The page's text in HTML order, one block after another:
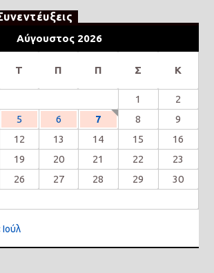
Αύγουστος 2026
Τ Π Π Σ Κ
1
2
5 6 7 8
9
12 13 14 15
16
19 20 21 22
23
26 27 28 29
30
Ιούλ